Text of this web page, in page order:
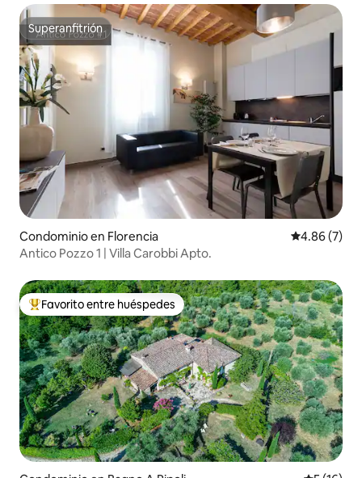
Superanfitrión
Superanfitrión
Condominio en Florencia Calificación
4.86 (7)
Antico Pozzo 1 | Villa Carobbi Apto.
De los mejores en Favorito entre huéspedes
Favorito entre huéspedes